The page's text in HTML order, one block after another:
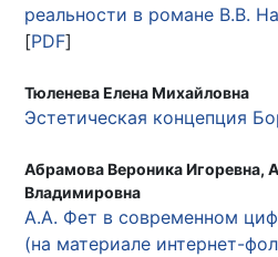
реальности в романе В.В.
[PDF]
Тюленева Елена Михайловна
Эстетическая концепция
Абрамова Вероника Игоревна,
Владимировна
А.А. Фет в современном
(на материале интернет-